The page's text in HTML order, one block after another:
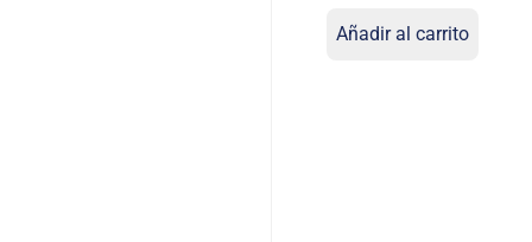
Añadir al carrito